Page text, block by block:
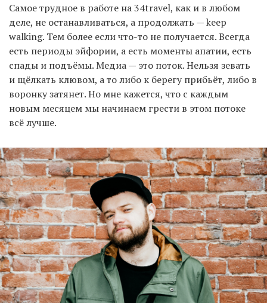
Самое трудное в работе на 34travel, как и в любом
деле, не останавливаться, а продолжать — keep
walking. Тем более если что-то не получается. Всегда
есть периоды эйфории, а есть моменты апатии, есть
спады и подъёмы. Медиа — это поток. Нельзя зевать
и щёлкать клювом, а то либо к берегу прибьёт, либо в
воронку затянет. Но мне кажется, что с каждым
новым месяцем мы начинаем грести в этом потоке
всё лучше.